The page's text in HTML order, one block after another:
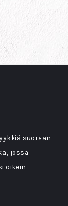
suoraan
jossa
oikein